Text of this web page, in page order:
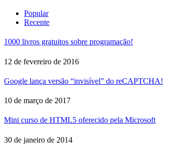
Popular
Recente
1000 livros gratuitos sobre programação!
12 de fevereiro de 2016
Google lança versão “invisível” do reCAPTCHA!
10 de março de 2017
Mini curso de HTML5 oferecido pela Microsoft
30 de janeiro de 2014